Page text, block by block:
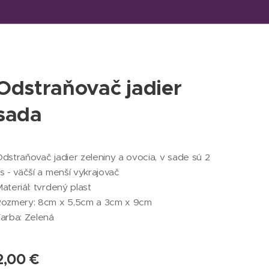
jadier
jadier zeleniny a ovocia, v sade sú 2
- väčší a menší vykrajovač
tvrdený plast
8cm x 5,5cm a 3cm x 9cm
Zelená
€